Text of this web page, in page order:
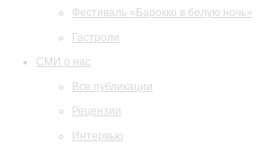
Фестиваль «Барокко в белую ночь»
Гастроли
СМИ о нас
Все публикации
Рецензии
Интервью